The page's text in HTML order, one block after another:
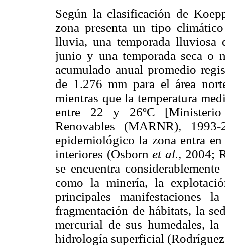
Según la clasificación de
zona presenta un tipo
lluvia, una temporada
junio y una temporada seca o
acumulado anual promedio
de 1.276 mm para el área
mientras que la temperatura
entre 22 y 26ºC
Renovables (MARNR),
epidemiológico la zona entra
interiores (Osbornet al., 2004;
se encuentra
como la minería, la
principales manifestaciones
fragmentación de hábitats, la
mercurial de sus humedales,
hidrología superficial